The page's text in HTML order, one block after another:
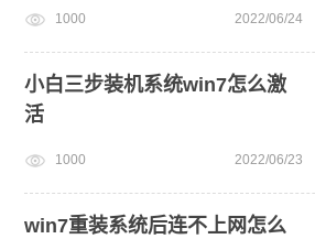
1000 2022/06/24
小白三步装机系统win7怎么激
活
1000 2022/06/23
win7重装系统后连不上网怎么